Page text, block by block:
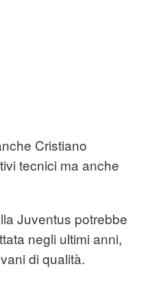
Cristiano
tecnici ma anche
Juventus potrebbe
negli ultimi anni,
di qualità.